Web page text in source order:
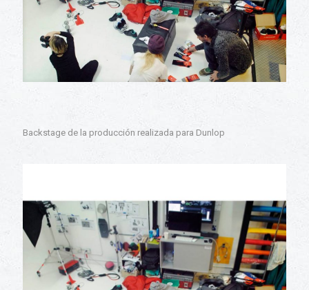
Backstage de la producción realizada para Dunlop